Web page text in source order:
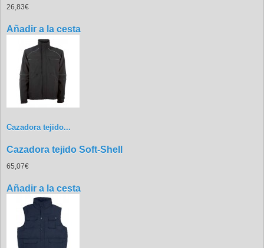
26,83€
Añadir a la cesta
Cazadora tejido...
Cazadora tejido Soft-Shell
65,07€
Añadir a la cesta